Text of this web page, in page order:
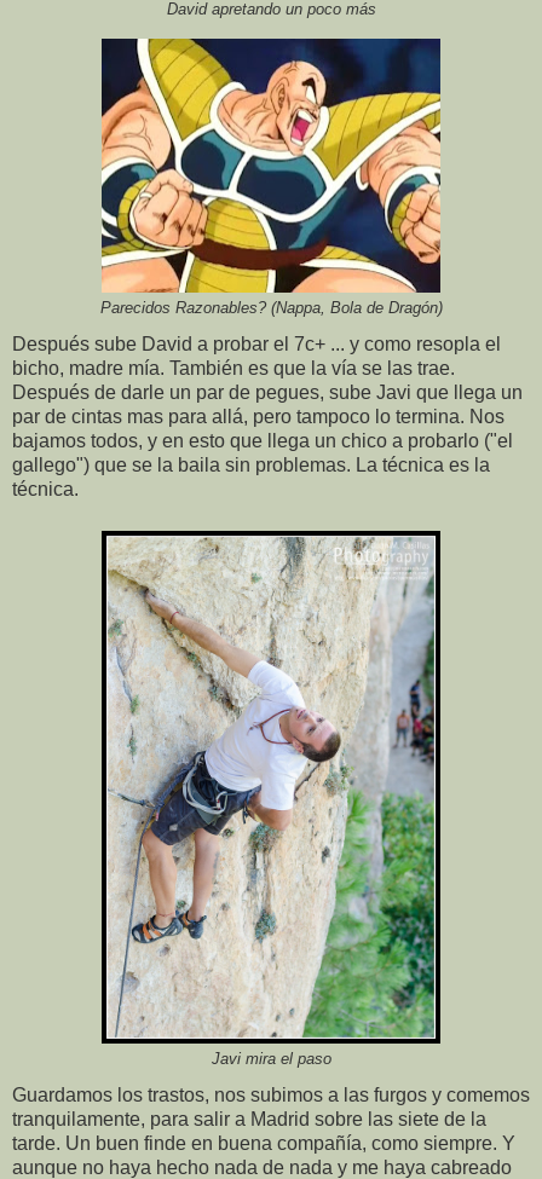
David apretando un poco más
Parecidos Razonables? (Nappa, Bola de Dragón)
Después sube David a probar el 7c+ ... y como resopla el
bicho, madre mía. También es que la vía se las trae.
Después de darle un par de pegues, sube Javi que llega un
par de cintas mas para allá, pero tampoco lo termina. Nos
bajamos todos, y en esto que llega un chico a probarlo ("el
gallego") que se la baila sin problemas. La técnica es la
técnica.
Javi mira el paso
Guardamos los trastos, nos subimos a las furgos y comemos
tranquilamente, para salir a Madrid sobre las siete de la
tarde. Un buen finde en buena compañía, como siempre. Y
aunque no haya hecho nada de nada y me haya cabreado